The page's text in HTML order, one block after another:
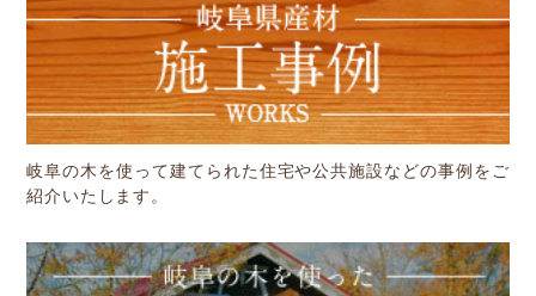
岐阜の木を使って建てられた住宅や公共施設などの事例をご
紹介いたします。